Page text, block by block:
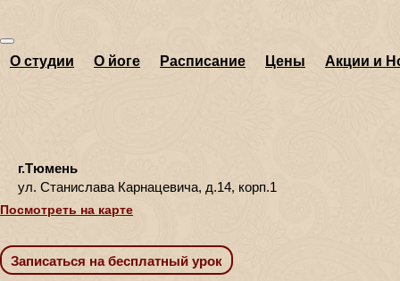
О студии О йоге Расписание Цены Акции и
г.Тюмень
ул. Станислава Карнацевича, д.14, корп.1
Посмотреть на карте